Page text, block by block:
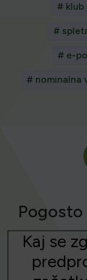
# klub
#
# e-
# nominalna
Kaj se